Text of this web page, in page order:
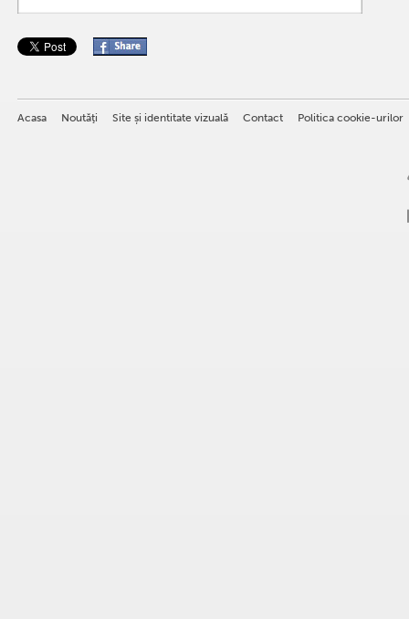
Acasa Noutăţi Site și identitate vizuală Contact Politica cookie-urilor